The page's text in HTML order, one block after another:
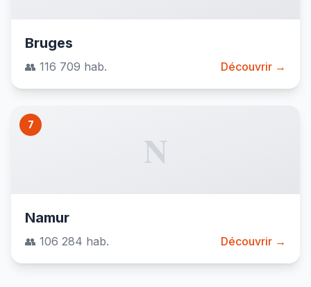
Bruges
👥 116 709 hab. Découvrir →
7
N
Namur
👥 106 284 hab. Découvrir →